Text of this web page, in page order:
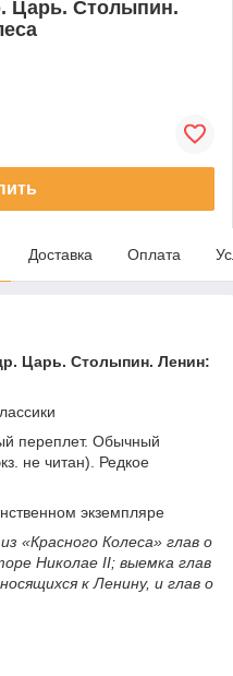
Царь. Столыпин.
Доставка Оплата
Царь. Столыпин. Ленин:
переплет. Обычный
не читан). Редкое
экземпляре
«Красного Колеса» глав о
Николае II; выемка глав
к Ленину, и глав о